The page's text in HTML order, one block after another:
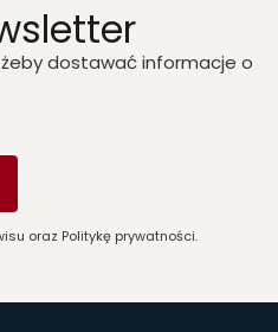
dostawać informacje o
oraz Politykę prywatności.